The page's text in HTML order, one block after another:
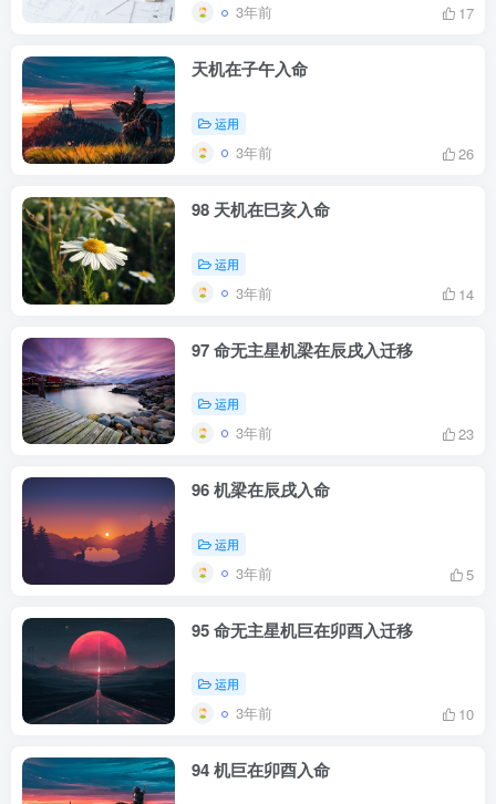
3年前 17
天机在子午入命
运用
3年前 26
98 天机在巳亥入命
运用
3年前 14
97 命无主星机梁在辰戌入迁移
运用
3年前 23
96 机梁在辰戌入命
运用
3年前 5
95 命无主星机巨在卯酉入迁移
运用
3年前 10
94 机巨在卯酉入命